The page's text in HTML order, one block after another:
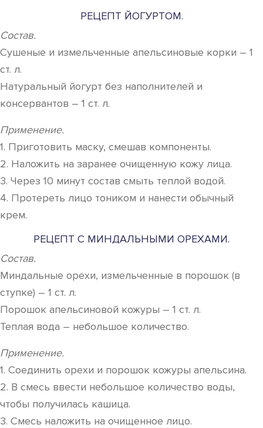
РЕЦЕПТ ЙОГУРТОМ.
Состав.
Сушеные и измельченные апельсиновые корки – 1
ст. л.
Натуральный йогурт без наполнителей и
консервантов – 1 ст. л.
Применение.
1. Приготовить маску, смешав компоненты.
2. Наложить на заранее очищенную кожу лица.
3. Через 10 минут состав смыть теплой водой.
4. Протереть лицо тоником и нанести обычный
крем.
РЕЦЕПТ С МИНДАЛЬНЫМИ ОРЕХАМИ.
Состав.
Миндальные орехи, измельченные в порошок (в
ступке) – 1 ст. л.
Порошок апельсиновой кожуры – 1 ст. л.
Теплая вода – небольшое количество.
Применение.
1. Соединить орехи и порошок кожуры апельсина.
2. В смесь ввести небольшое количество воды,
чтобы получилась кашица.
3. Смесь наложить на очищенное лицо.